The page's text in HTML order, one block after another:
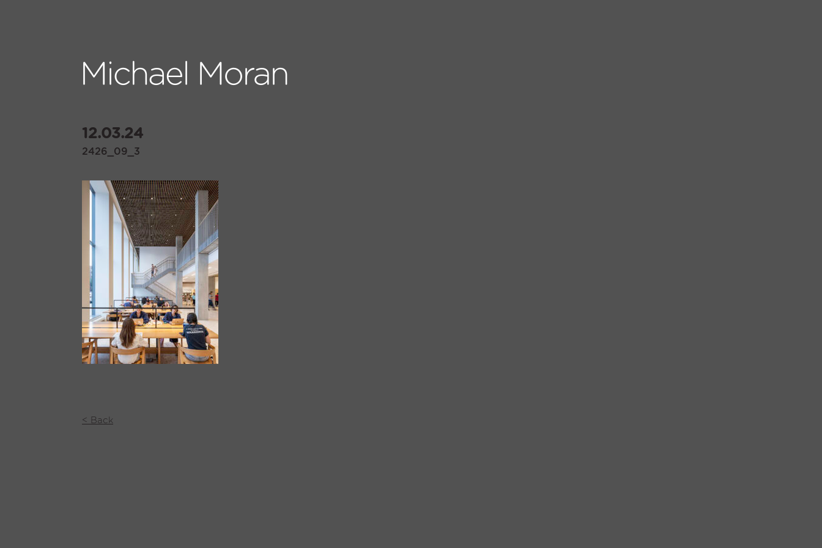
12.03.24
2426_09_3
< Back